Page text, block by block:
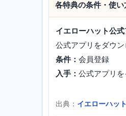
各特典の条件・使い
イエローハット公式
公式アプリをダウ
条件： 会員登録
入手： 公式アプリ
出典： イエローハッ